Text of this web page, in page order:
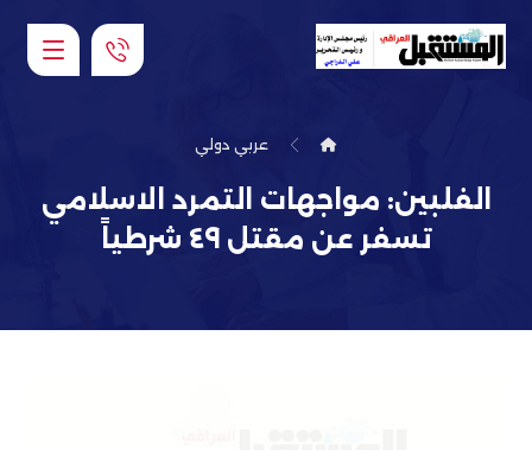
عربي دولي
الفلبين: مواجهات التمرد الاسلامي
تسفر عن مقتل ٤٩ شرطياً